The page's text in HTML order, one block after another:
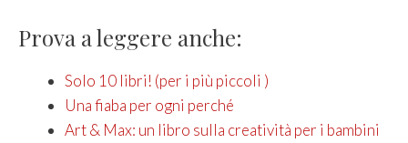
Prova a leggere anche:
Solo 10 libri! (per i più piccoli )
Una fiaba per ogni perché
Art & Max: un libro sulla creatività per i bambini